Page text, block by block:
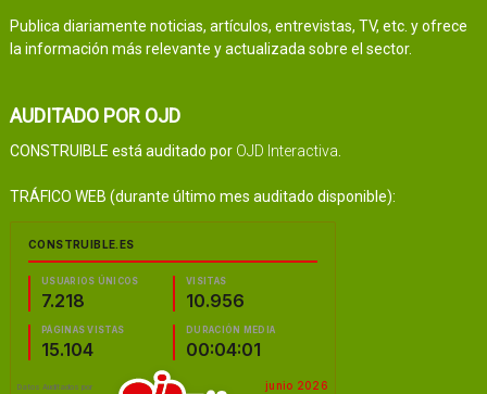
Publica diariamente noticias, artículos, entrevistas, TV, etc. y ofrece
la información más relevante y actualizada sobre el sector.
AUDITADO POR OJD
CONSTRUIBLE está auditado por OJD Interactiva
TRÁFICO WEB (durante último mes auditado disponible):